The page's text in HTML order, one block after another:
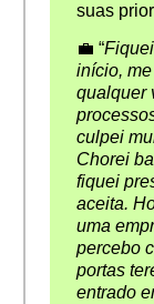
suas
💼 “
início,
qualquer
culpei
Chorei
fiquei
aceita.
uma
percebo
portas
entrado